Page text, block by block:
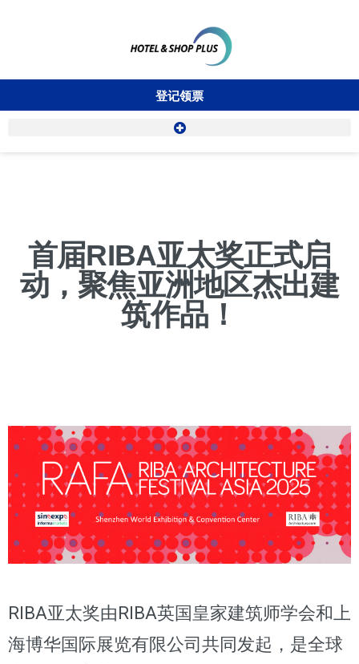
登记领票
首届RIBA亚太奖正式启
动，聚焦亚洲地区杰出建
筑作品！
RIBA亚太奖由RIBA英国皇家建筑师学会和上
海博华国际展览有限公司共同发起，是全球